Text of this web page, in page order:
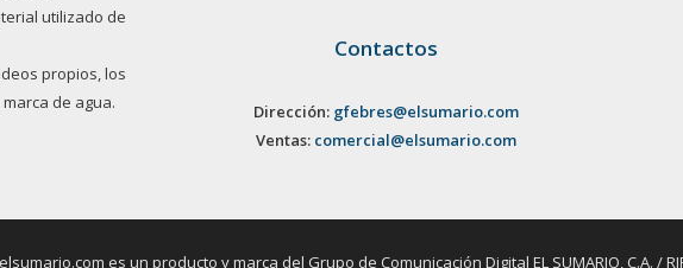
utilizado de
propios, los
de agua.
Contactos
Dirección: gfebres@elsumario.com
Ventas: comercial@elsumario.com
es un producto y marca del Grupo de Comunicación Digital EL SUMARIO, C.A. /